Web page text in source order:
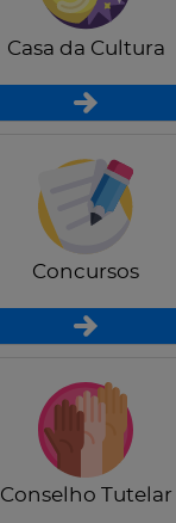
Casa da Cultura
Concursos
Conselho Tutelar